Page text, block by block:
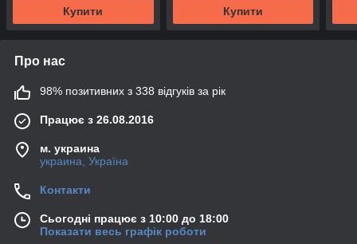
Купити Купити
Про нас
98% позитивних з 338 відгуків за рік
Працює з 26.08.2016
м. украина
украина, Україна
Контакти
Сьогодні працює з 10:00 до 18:00
Показати весь графік роботи